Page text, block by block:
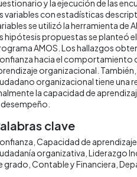
y la ejecución de las
variables con estadísticas
se utilizó la herramienta de
hipótesis propuestas se planteó
AMOS. Los hallazgos
hacia el comportamiento
organizacional.
organizacional tiene una
la capacidad de
clave
Capacidad de
organizativa Liderazgo
grado Contable y Financiera